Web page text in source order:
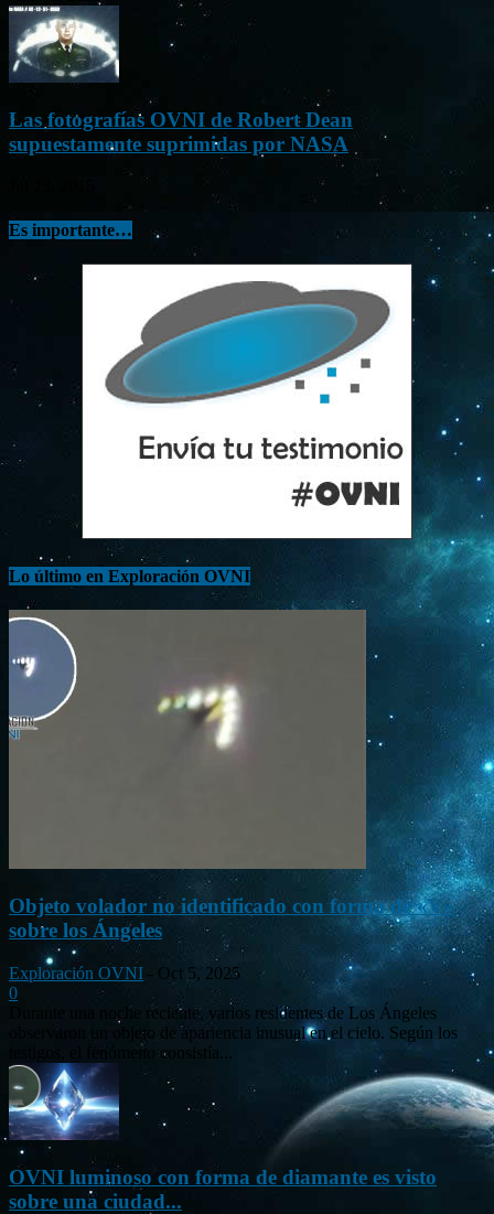
Las fotografías OVNI de Robert Dean
supuestamente suprimidas por NASA
Es importante…
Lo último en Exploración OVNI
Objeto volador no identificado con forma de «V»
sobre los Ángeles
Exploración OVNI - Oct 5, 2025
0
Durante una noche reciente, varios residentes de Los Ángeles
observaron un objeto de apariencia inusual en el cielo. Según los
testigos, el fenómeno consistía...
OVNI luminoso con forma de diamante es visto
sobre una ciudad...